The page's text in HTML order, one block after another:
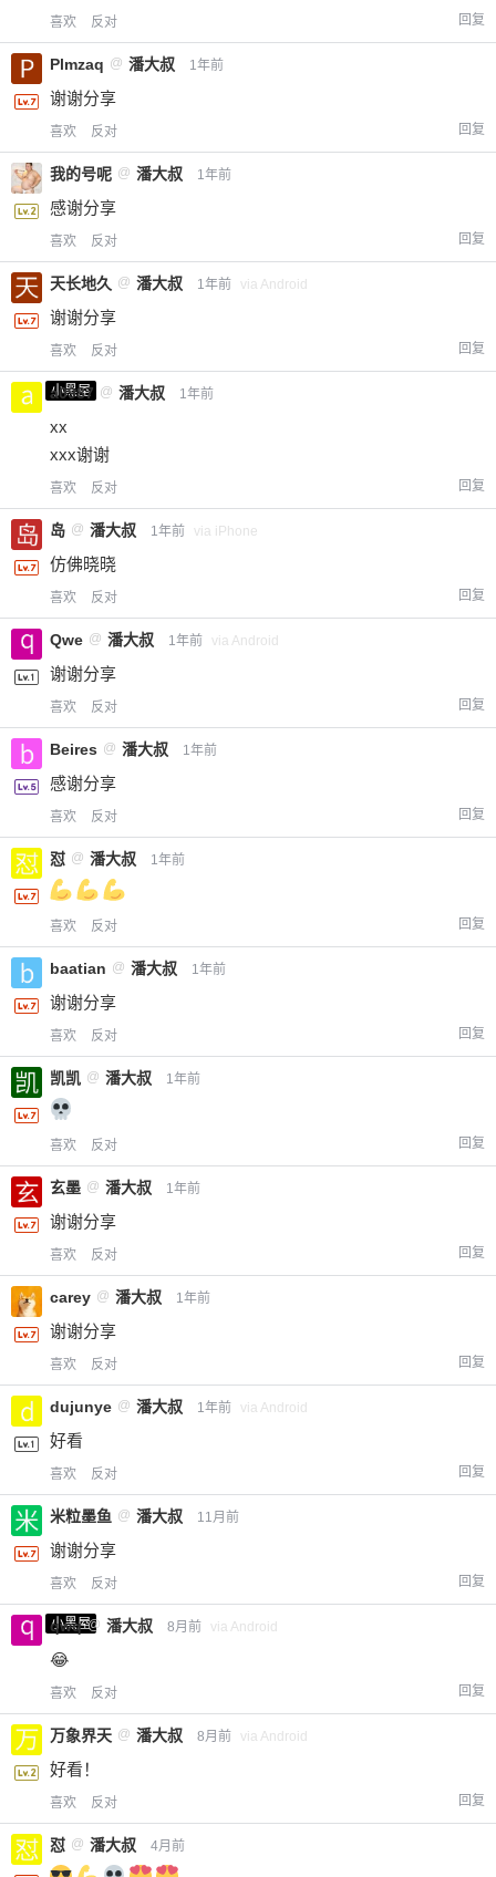
2
喜欢 反对 回复
Plmzaq @ 潘大叔 1年前
谢谢分享
喜欢 反对 回复
我的号呢 @ 潘大叔 1年前
感谢分享
喜欢 反对 回复
天长地久 @ 潘大叔 1年前 via Android
谢谢分享
喜欢 反对 回复
小黑屋
a0987 @ 潘大叔 1年前
xx
xxx谢谢
喜欢 反对 回复
岛 @ 潘大叔 1年前 via iPhone
仿佛晓晓
喜欢 反对 回复
Qwe @ 潘大叔 1年前 via Android
谢谢分享
喜欢 反对 回复
Beires @ 潘大叔 1年前
感谢分享
喜欢 反对 回复
怼 @ 潘大叔 1年前
喜欢 反对 回复
baatian @ 潘大叔 1年前
谢谢分享
喜欢 反对 回复
凯凯 @ 潘大叔 1年前
喜欢 反对 回复
玄墨 @ 潘大叔 1年前
谢谢分享
喜欢 反对 回复
carey @ 潘大叔 1年前
谢谢分享
喜欢 反对 回复
dujunye @ 潘大叔 1年前 via Android
好看
喜欢 反对 回复
米粒墨鱼 @ 潘大叔 11月前
谢谢分享
喜欢 反对 回复
小黑屋
qwq @ 潘大叔 8月前 via Android
😂
喜欢 反对 回复
万象界天 @ 潘大叔 8月前 via Android
好看！
喜欢 反对 回复
怼 @ 潘大叔 4月前
您没有权限发布内容，请购买会员或者提升权
限。